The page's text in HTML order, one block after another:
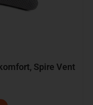
Spire Vent